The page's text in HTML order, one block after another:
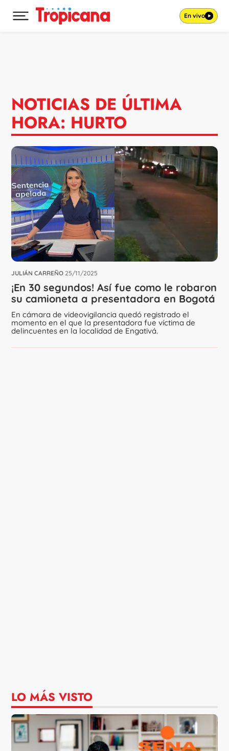
Desplegar menú principal En vivo
NOTICIAS DE ÚLTIMA
HORA: HURTO
JULIÁN CARREÑO 25/11/2025
¡En 30 segundos! Así fue como le robaron
su camioneta a presentadora en Bogotá
En cámara de videovigilancia quedó registrado el
momento en el que la presentadora fue víctima de
delincuentes en la localidad de Engativá.
LO MÁS VISTO